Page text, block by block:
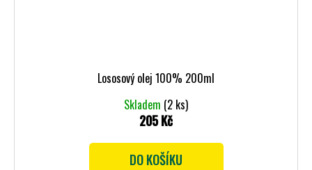
Lososový olej 100% 200ml
Skladem (2 ks)
205 Kč
DO KOŠÍKU